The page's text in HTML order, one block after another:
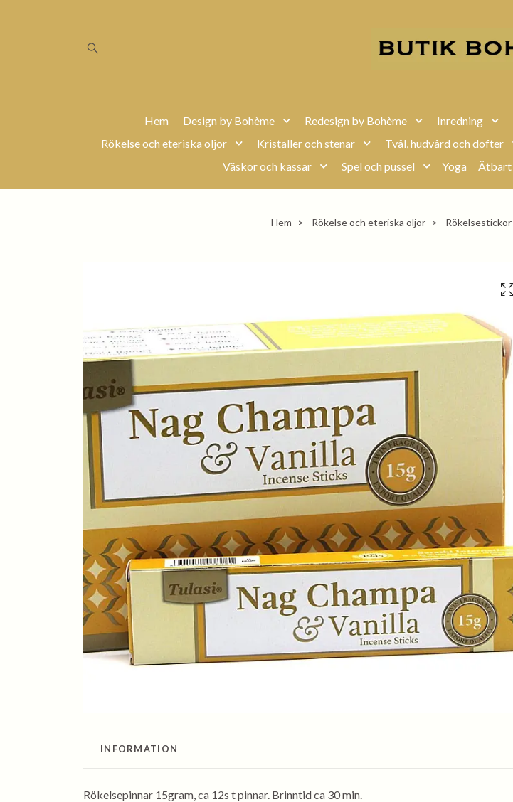
Hem Design by Bohème Redesign by Bohème Inredning
Rökelse och eteriska oljor
Kristaller och stenar Tvål, hudvård och dofter
Väskor och kassar
Spel och pussel Yoga Ätbart
Hem Rökelse och eteriska oljor Rökelsestickor
INFORMATION
Rökelsepinnar 15gram, ca 12s t pinnar. Brinntid ca 30 min.